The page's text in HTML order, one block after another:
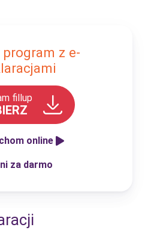
z e-
fillup
online
za darmo